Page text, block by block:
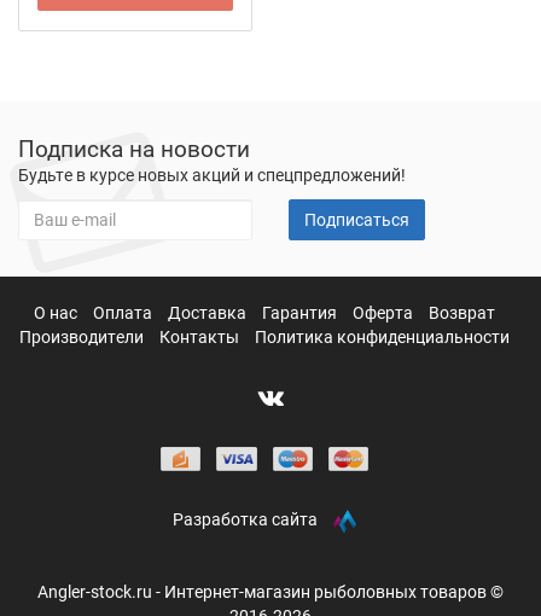
Подписка на новости
Будьте в курсе новых акций и спецпредложений!
Подписаться
О нас Оплата Доставка Гарантия Оферта
Возврат
Производители
Контакты Политика конфиденциальности
Разработка сайта
Angler-stock.ru - Интернет-магазин рыболовных товаров ©